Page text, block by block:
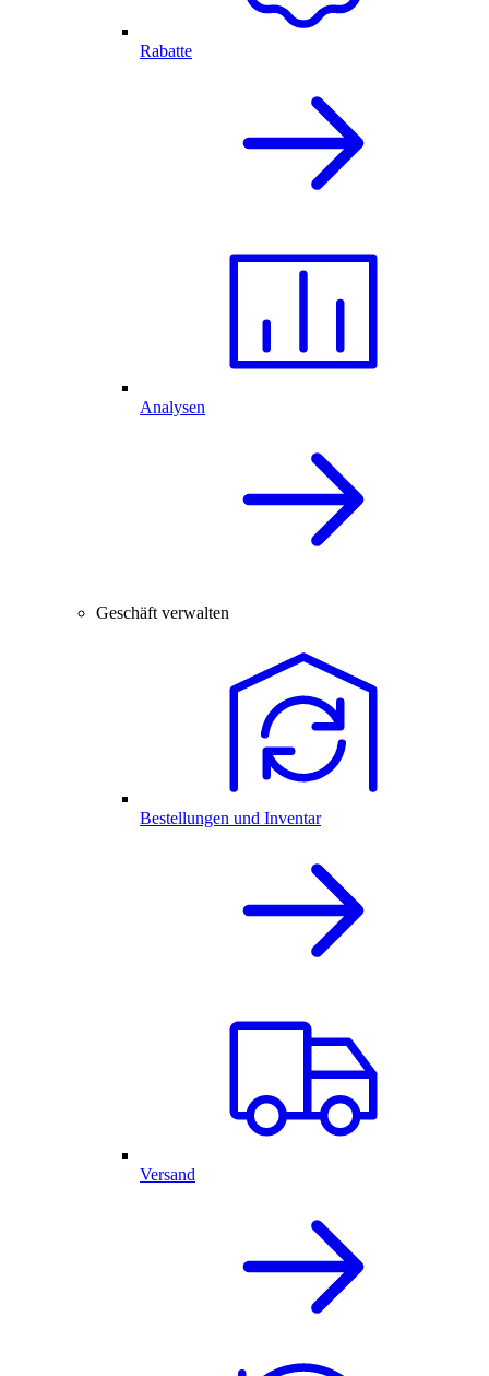
Rabatte
Analysen
Geschäft verwalten
Bestellungen und Inventar
Versand